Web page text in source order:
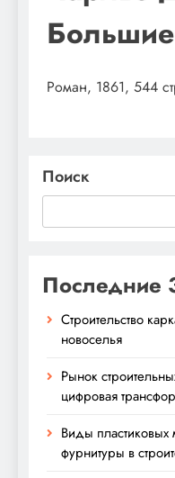
Роман, 1861, 544
Поиск
Последние
Строительство
новоселья
Рынок
цифровая
Виды
фурнитуры в